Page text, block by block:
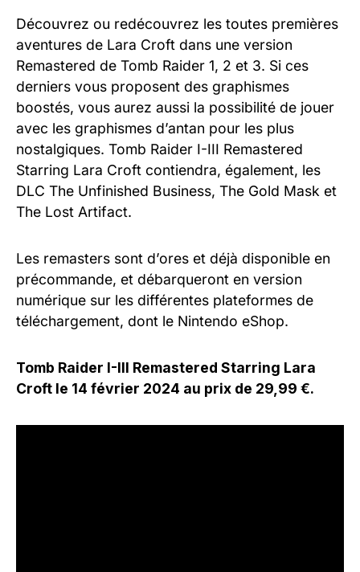
Découvrez ou redécouvrez les toutes premières
aventures de Lara Croft dans une version
Remastered de Tomb Raider 1, 2 et 3. Si ces
derniers vous proposent des graphismes
boostés, vous aurez aussi la possibilité de jouer
avec les graphismes d’antan pour les plus
nostalgiques. Tomb Raider I-III Remastered
Starring Lara Croft contiendra, également, les
DLC The Unfinished Business, The Gold Mask et
The Lost Artifact.
Les remasters sont d’ores et déjà disponible en
précommande, et débarqueront en version
numérique sur les différentes plateformes de
téléchargement, dont le Nintendo eShop.
Tomb Raider I-III Remastered Starring Lara
Croft le 14 février 2024 au prix de 29,99 €.